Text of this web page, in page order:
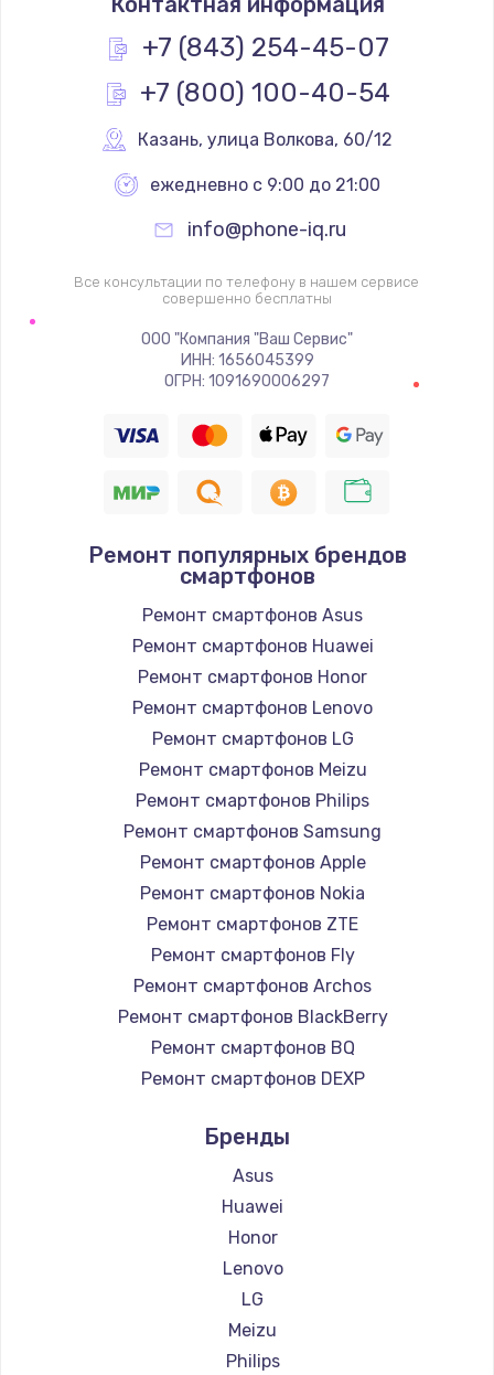
Ремонт петель крышки
990 руб.
Заказать
Настройка Wi-Fi
1060 руб.
Замена шим-контроллера
3900 руб.
Заказать
Замена HDMI
600 руб.
+7 (843) 254-45-07
+7 (800) 100-40-54
Казань, улица Волкова, 60/12
ежедневно с 9:00 до 21:00
info@phone-iq.ru
Все консультации по телефону в нашем сервисе
совершенно бесплатны
ООО "Компания "Ваш Сервис"
ИНН: 1656045399
ОГРН: 1091690006297
Ремонт популярных брендов
смартфонов
Ремонт смартфонов Asus
Ремонт смартфонов Huawei
Ремонт смартфонов Honor
Ремонт смартфонов Lenovo
Ремонт смартфонов LG
Ремонт смартфонов Meizu
Ремонт смартфонов Philips
Ремонт смартфонов Samsung
Ремонт смартфонов Apple
Ремонт смартфонов Nokia
Ремонт смартфонов ZTE
Ремонт смартфонов Fly
Ремонт смартфонов Archos
Ремонт смартфонов BlackBerry
Ремонт смартфонов BQ
Ремонт смартфонов DEXP
Ремонт смартфонов Ginzzu
Ремонт смартфонов Highscreen
Ремонт смартфонов Irbis
Ремонт смартфонов Kyocera
Ремонт смартфонов LeEco
Ремонт смартфонов OnePlus
Ремонт смартфонов teXet
Ремонт смартфонов Motorola
Бренды
Asus
Huawei
Honor
Lenovo
LG
Meizu
Philips